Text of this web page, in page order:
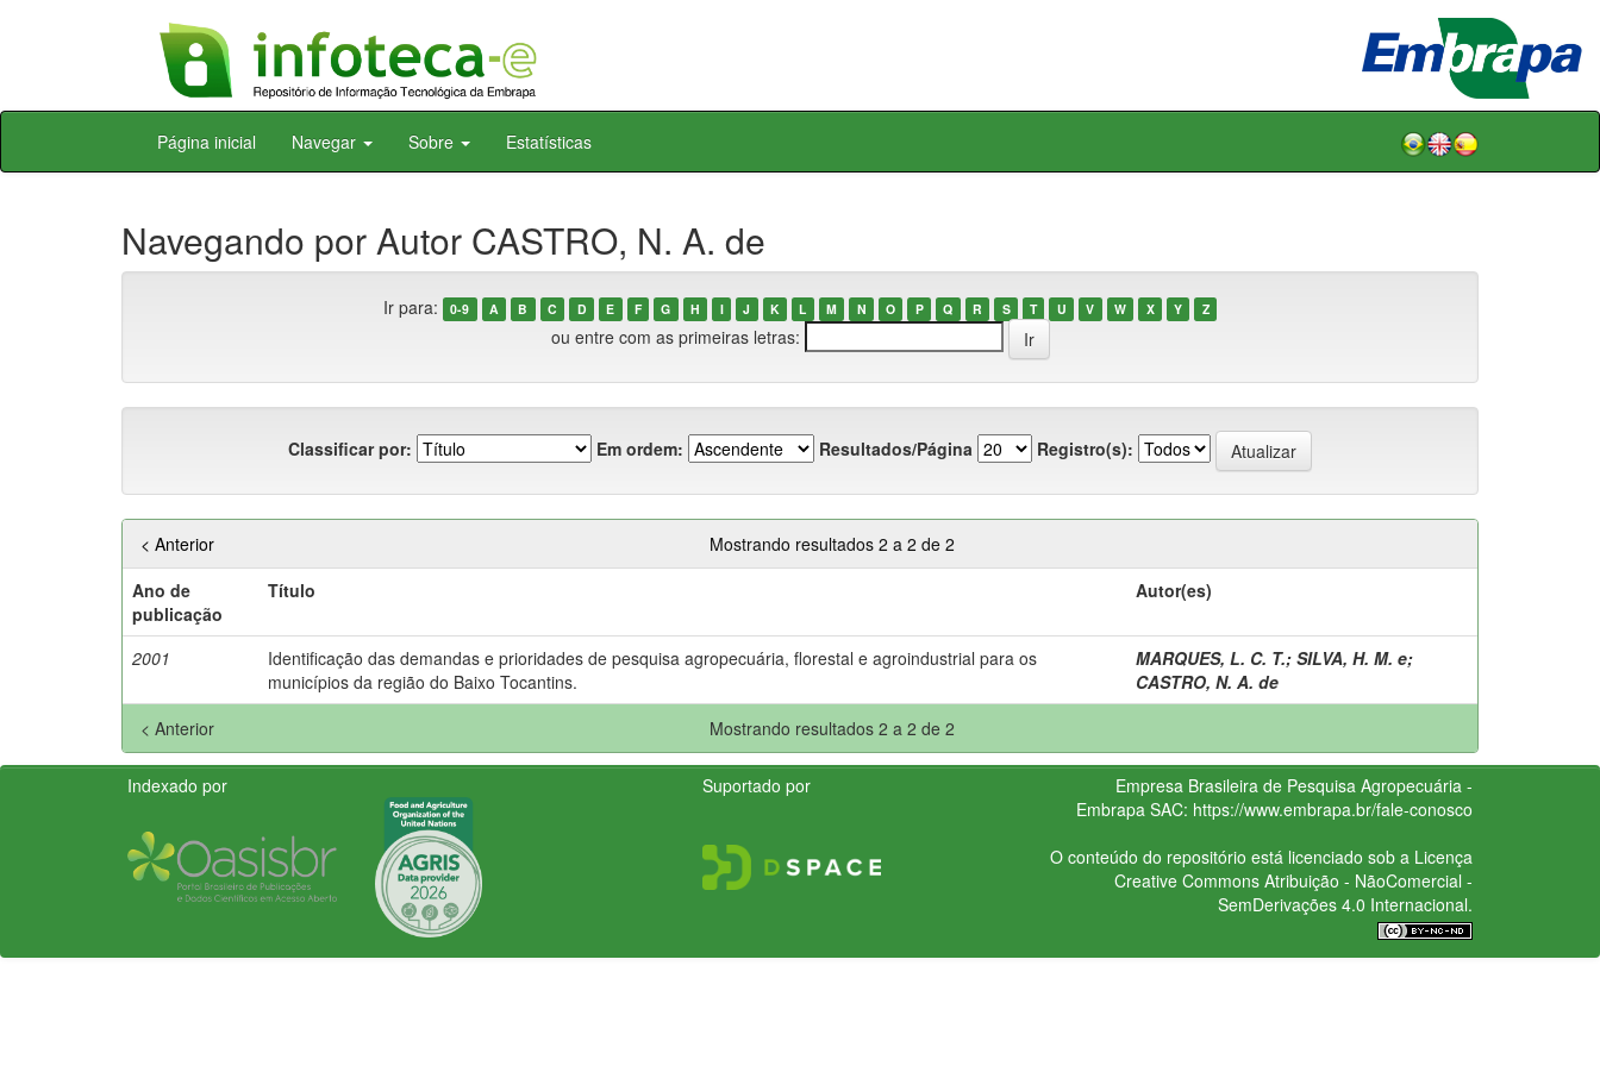
Skip
Página inicial Navegar Sobre Estatísticas
Navegando por Autor CASTRO, N. A. de
Ir para: 0-9 A B C D E F G H I J K L M N O P Q R S T U V W X Y Z
ou entre com as primeiras letras:
Classificar por: Em ordem: Resultados/Página Registro(s):
Mostrando resultados 2 a 2 de 2
< Anterior
Ano de
publicação
Título Autor(es)
2001
Identificação das demandas e prioridades de pesquisa agropecuária, florestal e agroindustrial para os
municípios da região do Baixo Tocantins.
MARQUES, L. C. T.; SILVA, H. M. e;
CASTRO, N. A. de
Mostrando resultados 2 a 2 de 2
< Anterior
Indexado por Suportado por
Empresa Brasileira de Pesquisa Agropecuária -
Embrapa SAC: https://www.embrapa.br/fale-conosco
O conteúdo do repositório está licenciado sob a Licença
Creative CommonsAtribuição - NãoComercial -
SemDerivações 4.0 Internacional.